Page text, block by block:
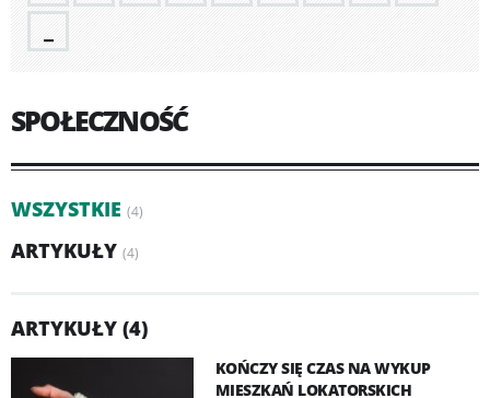
SPOŁECZNOŚĆ
WSZYSTKIE (4)
ARTYKUŁY (4)
ARTYKUŁY (4)
KOŃCZY SIĘ CZAS NA WYKUP
MIESZKAŃ LOKATORSKICH